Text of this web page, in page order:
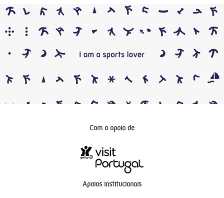
Com o apoio de
Apoios institucionais